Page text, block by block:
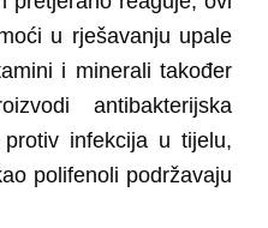
u rješavanju upale
i minerali također
antibakterijska
infekcija u tijelu,
polifenoli podržavaju